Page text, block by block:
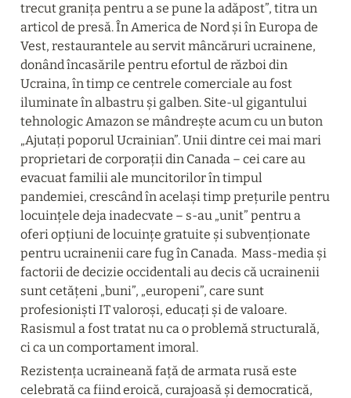
trecut granița pentru a se pune la adăpost”, titra un
articol de presă. În America de Nord și în Europa de
Vest, restaurantele au servit mâncăruri ucrainene,
donând încasările pentru efortul de război din
Ucraina, în timp ce centrele comerciale au fost
iluminate în albastru și galben. Site-ul gigantului
tehnologic Amazon se mândrește acum cu un buton
„Ajutați poporul Ucrainian”. Unii dintre cei mai mari
proprietari de corporații din Canada – cei care au
evacuat familii ale muncitorilor în timpul
pandemiei, crescând în același timp prețurile pentru
locuințele deja inadecvate – s-au „unit” pentru a
oferi opțiuni de locuințe gratuite și subvenționate
pentru ucrainenii care fug în Canada.  Mass-media și
factorii de decizie occidentali au decis că ucrainenii
sunt cetățeni „buni”, „europeni”, care sunt
profesioniști IT valoroși, educați și de valoare.
Rasismul a fost tratat nu ca o problemă structurală,
ci ca un comportament imoral.
Rezistența ucraineană față de armata rusă este
celebrată ca fiind eroică, curajoasă și democratică,